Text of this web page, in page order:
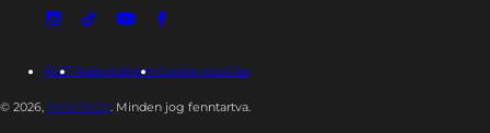
ÁSZFAdatvédelemCookie-kezelés
© 2026, MOVTECH. Minden jog fenntartva.